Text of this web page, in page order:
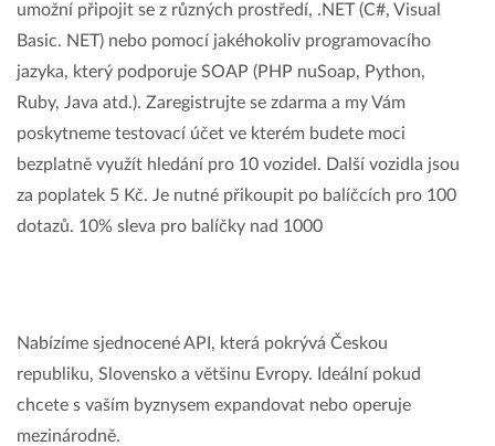
umožní připojit se z různých prostředí, .NET (C#, Visual
Basic. NET) nebo pomocí jakéhokoliv programovacího
jazyka, který podporuje SOAP (PHP nuSoap, Python,
Ruby, Java atd.). Zaregistrujte se zdarma a my Vám
poskytneme testovací účet ve kterém budete moci
bezplatně využít hledání pro 10 vozidel. Další vozidla jsou
za poplatek 5 Kč. Je nutné přikoupit po balíčcích pro 100
dotazů. 10% sleva pro balíčky nad 1000
Nabízíme sjednocené API, která pokrývá Českou
republiku, Slovensko a většinu Evropy. Ideální pokud
chcete s vaším byznysem expandovat nebo operuje
mezinárodně.